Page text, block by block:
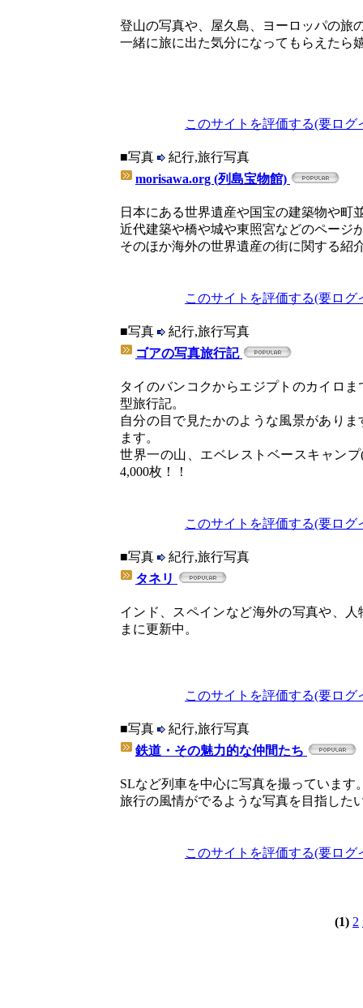
登山の写真や、屋久島、ヨーロッパの旅
一緒に旅に出た気分になってもらえたら
このサイトを評価する(要ログ
■写真
紀行,旅行写真
morisawa.org (列島宝物館)
日本にある世界遺産や国宝の建築物や町
近代建築や橋や城や東照宮などのページ
そのほか海外の世界遺産の街に関する紹
このサイトを評価する(要ログ
■写真
紀行,旅行写真
ゴアの写真旅行記
タイのバンコクからエジプトのカイロ
型旅行記。
自分の目で見たかのような風景があり
ます。
世界一の山、エベレストベースキャン
4,000枚！！
このサイトを評価する(要ログ
■写真
紀行,旅行写真
タネリ
インド、スペインなど海外の写真や、
まに更新中。
このサイトを評価する(要ログ
■写真
紀行,旅行写真
鉄道・その魅力的な仲間たち
SLなど列車を中心に写真を撮っています
旅行の風情がでるような写真を目指した
このサイトを評価する(要ログ
(1) 2